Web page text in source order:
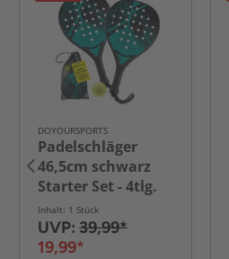
DOYOURSPORTS
Padelschläger
46,5cm schwarz
Starter Set - 4tlg.
Inhalt: 1 Stück
UVP: 39,99*
19,99*